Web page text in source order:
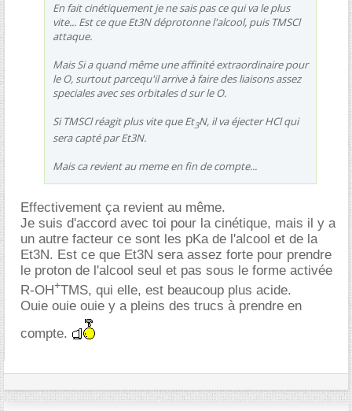
En fait cinétiquement je ne sais pas ce qui va le plus
vite... Est ce que Et3N déprotonne l'alcool, puis TMSCl
attaque.
Mais Si a quand même une affinité extraordinaire pour
le O, surtout parcequ'il arrive à faire des liaisons assez
speciales avec ses orbitales d sur le O.
Si TMSCl réagit plus vite que Et3N, il va éjecter HCl qui
sera capté par Et3N.
Mais ca revient au meme en fin de compte...
Effectivement ça revient au même.
Je suis d'accord avec toi pour la cinétique, mais il y a
un autre facteur ce sont les pKa de l'alcool et de la
Et3N. Est ce que Et3N sera assez forte pour prendre
le proton de l'alcool seul et pas sous le forme activée
R-OH+TMS, qui elle, est beaucoup plus acide.
Ouie ouie ouie y a pleins des trucs à prendre en
compte.